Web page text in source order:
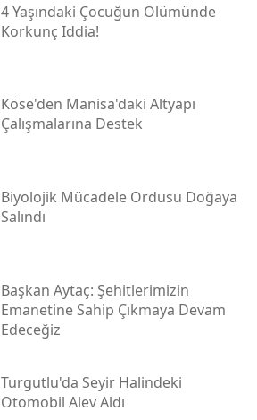
4 Yaşındaki Çocuğun Ölümünde
Korkunç Iddia!
Köse'den Manisa'daki Altyapı
Çalışmalarına Destek
Biyolojik Mücadele Ordusu Doğaya
Salındı
Başkan Aytaç: Şehitlerimizin
Emanetine Sahip Çıkmaya Devam
Edeceğiz
Turgutlu'da Seyir Halindeki
Otomobil Alev Aldı